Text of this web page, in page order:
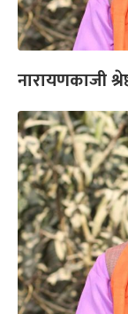
नारायणकाजी